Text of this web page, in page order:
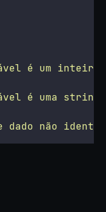
é um inteiro
é uma string
dado não